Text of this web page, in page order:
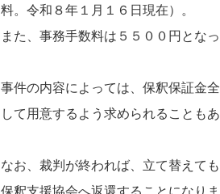
料。令和８年１月１６日現在）。
また、事務手数料は５５００円とな
事件の内容によっては、保釈保証金
して用意するよう求められることもあ
なお、裁判が終われば、立て替えて
保釈支援協会へ返還することになり